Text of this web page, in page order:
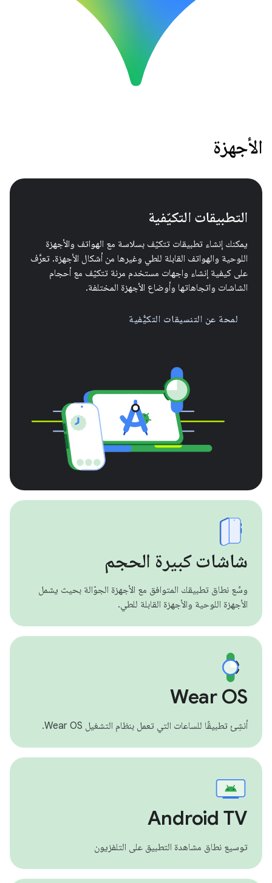
الأجهزة
التطبيقات التكيّفية
يمكنك إنشاء تطبيقات تتكيّف بسلاسة مع الهواتف والأجهزة
اللوحية والهواتف القابلة للطي وغيرها من أشكال الأجهزة. تعرَّف
على كيفية إنشاء واجهات مستخدم مرنة تتكيّف مع أحجام
الشاشات واتجاهاتها وأوضاع الأجهزة المختلفة.
لمحة عن التنسيقات التكيُّفية
شاشات كبيرة الحجم
وسِّع نطاق تطبيقك المتوافق مع الأجهزة الجوّالة بحيث يشمل
الأجهزة اللوحية والأجهزة القابلة للطي.
Wear OS
أنشِئ تطبيقًا للساعات التي تعمل بنظام التشغيل Wear OS.
Android TV
توسيع نطاق مشاهدة التطبيق على التلفزيون